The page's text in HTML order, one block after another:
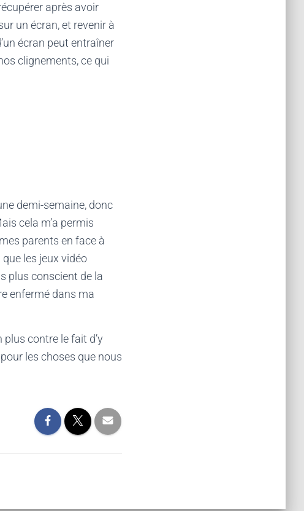
après avoir
un écran, et revenir à
écran peut entraîner
clignements, ce qui
demi-semaine, donc
cela m’a permis
parents en face à
les jeux vidéo
plus conscient de la
enfermé dans ma
plus contre le fait d’y
les choses que nous